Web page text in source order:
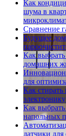
Как
шума в
Сравнение
Будущее
Как
домашних
для
Как
электронику
Как
напольных
датчики для